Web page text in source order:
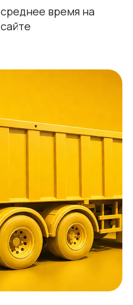
среднее время на
сайте